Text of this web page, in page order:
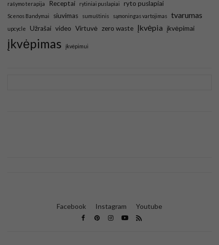
rašymo terapija
Receptai rytiniai puslapiai ryto puslapiai
Scenos Bandymai siuvimas sumuštinis sąmoningas vartojimas tvarumas
upcycle Užrašai video Virtuvė zero waste Įkvėpia įkvėpimai
įkvėpimas įkvėpimui
Facebook Instagram Youtube